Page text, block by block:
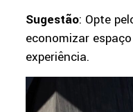
Sugestão: Opte
economizar
experiência.